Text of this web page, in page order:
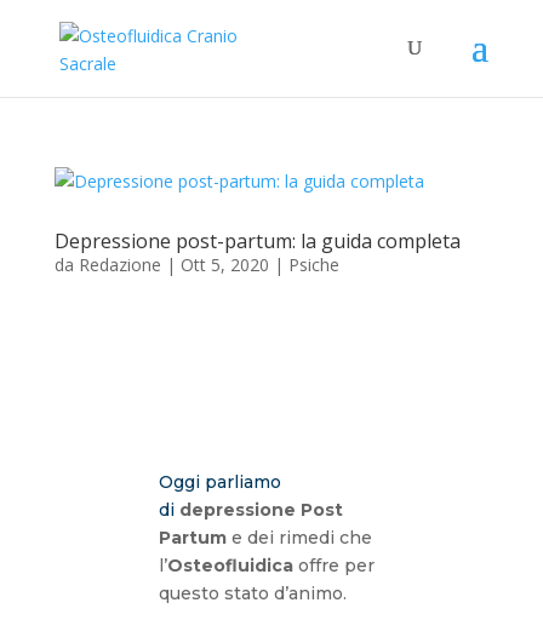
Depressione post-partum: la guida completa
da Redazione | Ott 5, 2020 | Psiche
Oggi parliamo
di depressione Post
Partume dei rimedi che
l’Osteofluidicaoffre per
questo stato d’animo.